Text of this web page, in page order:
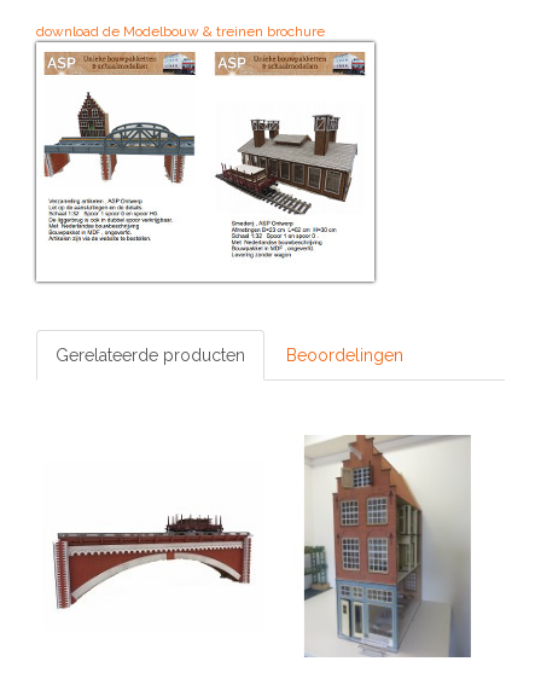
download de Modelbouw & treinen brochure
Gerelateerde producten Beoordelingen